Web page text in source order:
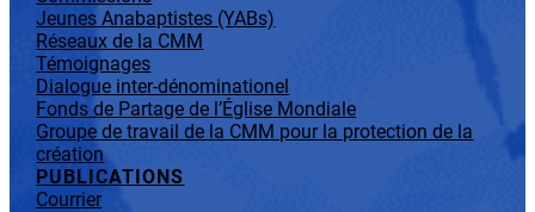
Jeunes Anabaptistes (YABs)
Réseaux de la CMM
Témoignages
Dialogue inter-dénominationel
Fonds de Partage de l’Église Mondiale
Groupe de travail de la CMM pour la protection de la
création
PUBLICATIONS
Courrier